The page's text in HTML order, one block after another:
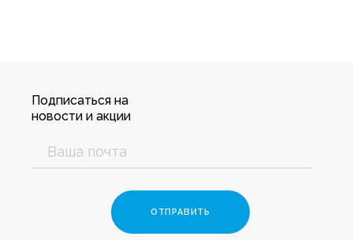
Подписаться на
новости и акции